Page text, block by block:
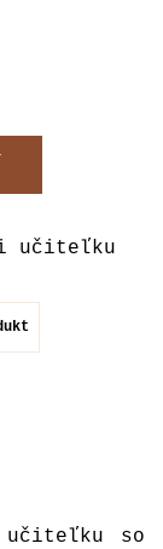
učiteľku
učiteľku so